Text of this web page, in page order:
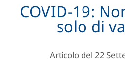
COVID-19:
solo di
Articolo del 22